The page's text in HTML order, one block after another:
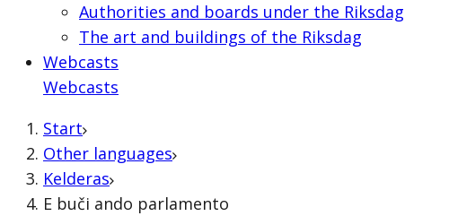
Authorities and boards under the Riksdag
The art and buildings of the Riksdag
Webcasts
Webcasts
Start
Other languages
Kelderas
E buči ando parlamento